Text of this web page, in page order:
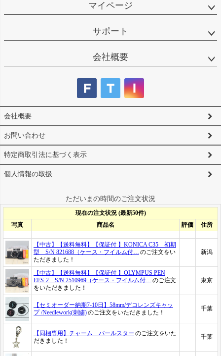
マイページ
サポート
会社概要
会社概要
お問い合わせ
特定商取引法に基づく表示
個人情報の取扱
ただいまの時間のご注文状況